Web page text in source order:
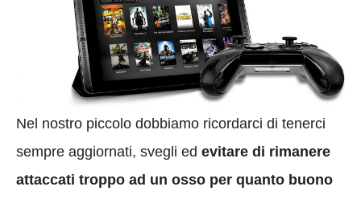
Nel nostro piccolo dobbiamo ricordarci di tenerci
sempre aggiornati, svegli ed evitare di rimanere
attaccati troppo ad un osso per quanto buono